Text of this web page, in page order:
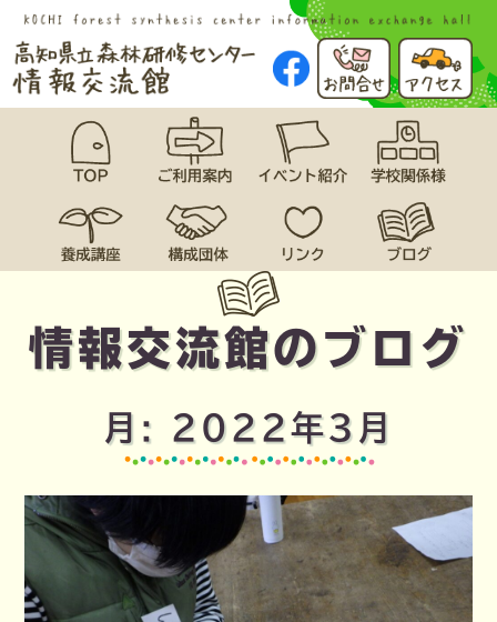
情報交流館のブログ
月: 2022年3月